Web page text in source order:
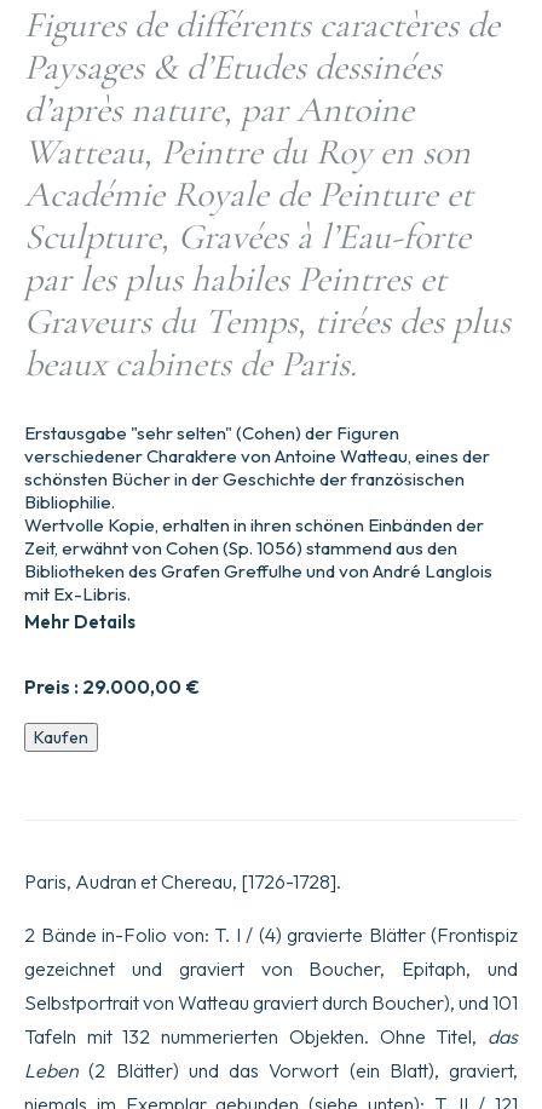
Figures de différents caractères de
Paysages & d’Etudes dessinées
d’après nature, par Antoine
Watteau, Peintre du Roy en son
Académie Royale de Peinture et
Sculpture, Gravées à l’Eau-forte
par les plus habiles Peintres et
Graveurs du Temps, tirées des plus
beaux cabinets de Paris.
Preis : 29.000,00 €
Erstausgabe "sehr selten" (Cohen) der Figuren
verschiedener Charaktere von Antoine Watteau, eines der
schönsten Bücher in der Geschichte der französischen
Bibliophilie.
Wertvolle Kopie, erhalten in ihren schönen Einbänden der
Zeit, erwähnt von Cohen (Sp. 1056) stammend aus den
Bibliotheken des Grafen Greffulhe und von André Langlois
mit Ex-Libris.
Mehr Details
Figures
de
d'Etudes
d'apre8s
par
Antoine
Watteau,
Peintre
du
Roy
en
Kaufen
Paris, Audran et Chereau, [1726-1728].
2 Bände in-Folio von: T. I / (4) gravierte Blätter (Frontispiz
gezeichnet und graviert von Boucher, Epitaph, und
Selbstportrait von Watteau graviert durch Boucher), und 101
Tafeln mit 132 nummerierten Objekten. Ohne Titel, das
Leben (2 Blätter) und das Vorwort (ein Blatt), graviert,
niemals im Exemplar gebunden (siehe unten); T. II / 121